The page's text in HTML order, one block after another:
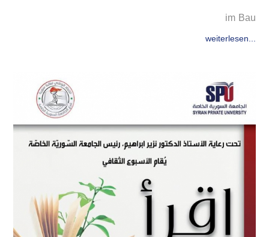
im Bau
weiterlesen...